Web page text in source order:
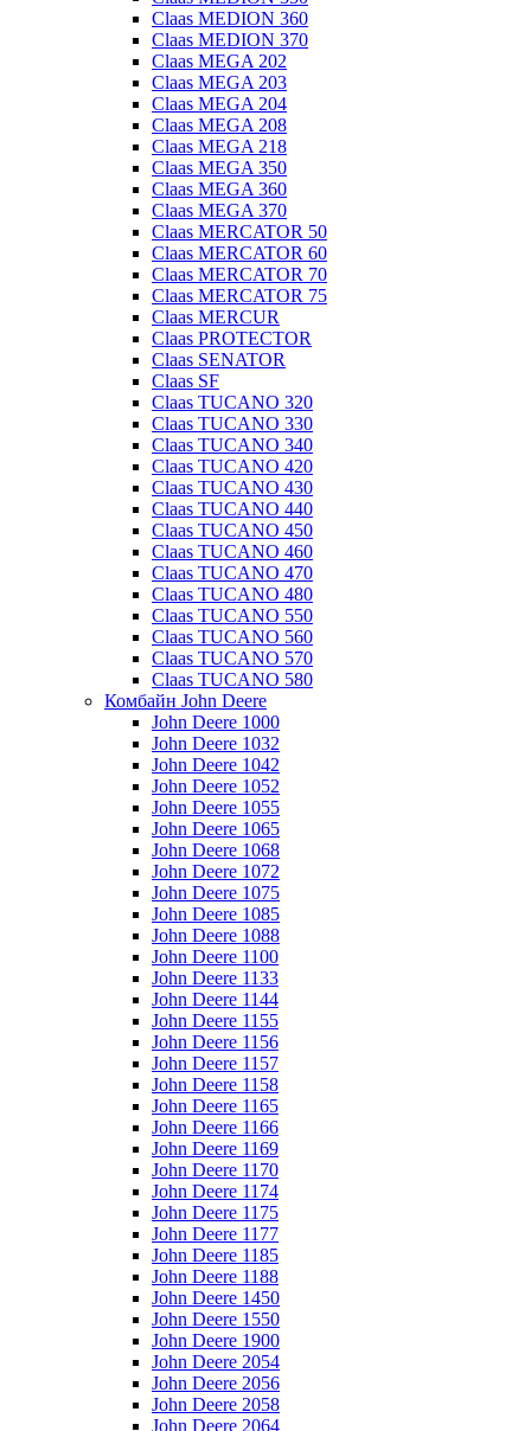
Claas MEDION 360
Claas MEDION 370
Claas MEGA 202
Claas MEGA 203
Claas MEGA 204
Claas MEGA 208
Claas MEGA 218
Claas MEGA 350
Claas MEGA 360
Claas MEGA 370
Claas MERCATOR 50
Claas MERCATOR 60
Claas MERCATOR 70
Claas MERCATOR 75
Claas MERCUR
Claas PROTECTOR
Claas SENATOR
Claas SF
Claas TUCANO 320
Claas TUCANO 330
Claas TUCANO 340
Claas TUCANO 420
Claas TUCANO 430
Claas TUCANO 440
Claas TUCANO 450
Claas TUCANO 460
Claas TUCANO 470
Claas TUCANO 480
Claas TUCANO 550
Claas TUCANO 560
Claas TUCANO 570
Claas TUCANO 580
Комбайн John Deere
John Deere 1000
John Deere 1032
John Deere 1042
John Deere 1052
John Deere 1055
John Deere 1065
John Deere 1068
John Deere 1072
John Deere 1075
John Deere 1085
John Deere 1088
John Deere 1100
John Deere 1133
John Deere 1144
John Deere 1155
John Deere 1156
John Deere 1157
John Deere 1158
John Deere 1165
John Deere 1166
John Deere 1169
John Deere 1170
John Deere 1174
John Deere 1175
John Deere 1177
John Deere 1185
John Deere 1188
John Deere 1450
John Deere 1550
John Deere 1900
John Deere 2054
John Deere 2056
John Deere 2058
John Deere 2064